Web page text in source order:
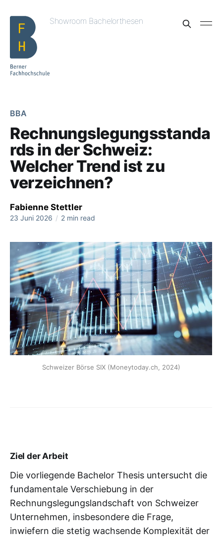
Showroom Bachelorthesen
BBA
Rechnungslegungsstanda
rds in der Schweiz:
Welcher Trend ist zu
verzeichnen?
Fabienne Stettler
23 Juni 2026 / 2 min read
Schweizer Börse SIX (Moneytoday.ch, 2024)
Ziel der Arbeit
Die vorliegende Bachelor Thesis untersucht die
fundamentale Verschiebung in der
Rechnungslegungslandschaft von Schweizer
Unternehmen, insbesondere die Frage,
inwiefern die stetig wachsende Komplexität der